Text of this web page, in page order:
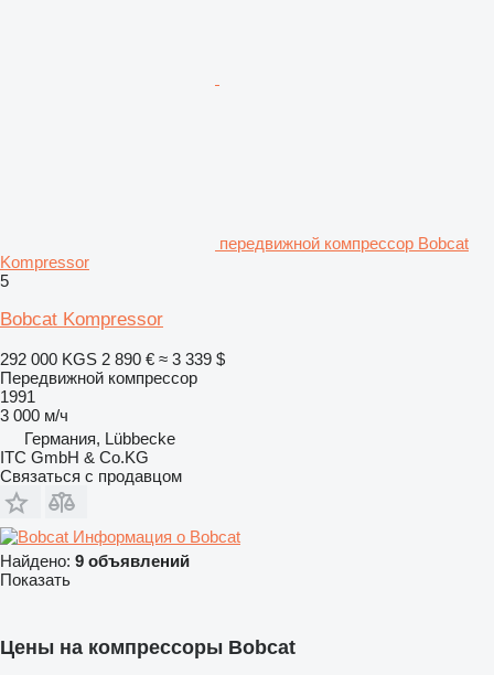
передвижной компрессор Bobcat
Kompressor
5
Bobcat Kompressor
292 000 KGS 2 890 € ≈ 3 339 $
Передвижной компрессор
1991
3 000 м/ч
Германия, Lübbecke
ITC GmbH & Co.KG
Связаться с продавцом
Информация о Bobcat
Найдено: 9 объявлений
Показать
Цены на компрессоры Bobcat